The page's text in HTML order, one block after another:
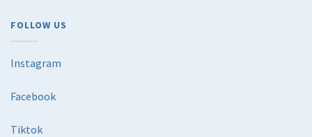
FOLLOW US
Instagram
Facebook
Tiktok